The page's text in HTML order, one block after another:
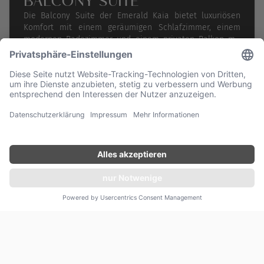
Die Balcony Suite der Emerald Kaia bietet luxuriösen
Komfort mit einem geräumigen Schlafzimmer, einem
modernen Badezimmer und einem privaten Balkon mit
atemberaubendem Ausblick. Auf der privaten Terrasse
befindet sich ein Pool für zwei Personen, ideal zum
Entspannen. Genießen Sie exklusive Serviceleistungen
und Annehmlichkeiten für einen unvergesslichen
Aufenthalt.
weiterlesen